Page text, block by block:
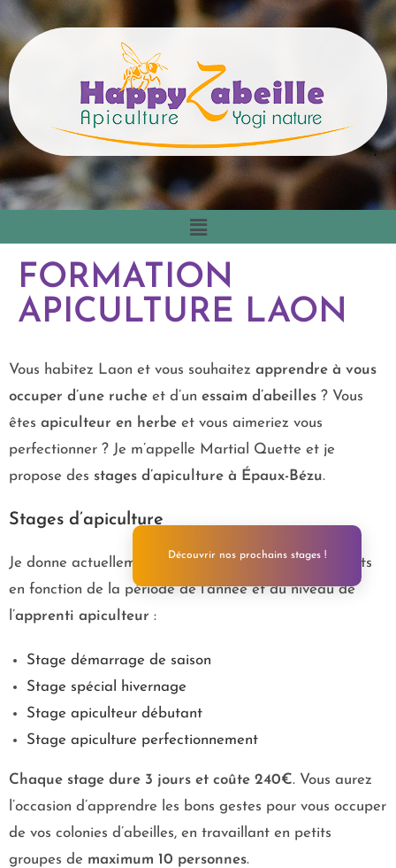
Découvrir nos prochains stages !
FORMATION
APICULTURE LAON
Vous habitez Laon et vous souhaitez apprendre à vous
occuper d’une ruche et d’un essaim d’abeilles ? Vous
êtes apiculteur en herbe et vous aimeriez vous
perfectionner ? Je m’appelle Martial Quette et je
propose des stages d’apiculture à Épaux-Bézu.
Stages d’apiculture
Je donne actuellement 4 stages d’apiculturedifférents
en fonction de la période de l’année et du niveau de
l’apprenti apiculteur :
Stage démarrage de saison
Stage spécial hivernage
Stage apiculteur débutant
Stage apiculture perfectionnement
Chaque stage dure 3 jours et coûte 240€. Vous aurez
l’occasion d’apprendre les bons gestes pour vous occuper
de vos colonies d’abeilles, en travaillant en petits
groupes de maximum 10 personnes.